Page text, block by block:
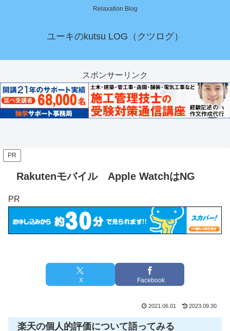
Relaxation Blog
ユーキのkutsu LOG（クツログ）
スポンサーリンク
PR
Rakutenモバイル Apple WatchはNG
PR
X Facebook
2021.06.01 2023.09.30
楽天の個人的評価について語ってみる